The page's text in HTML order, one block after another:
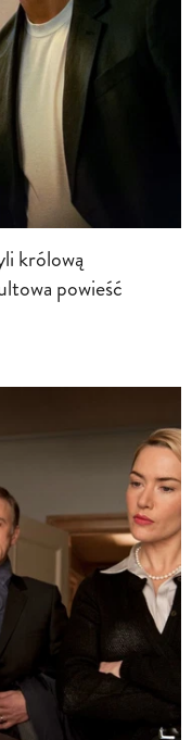
królową
powieść